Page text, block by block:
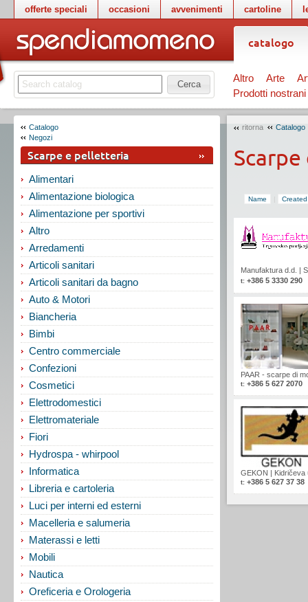
offerte speciali occasioni avvenimenti cartoline
catalogo
Cerca
Altro Arte
Prodotti nostrani
Catalogo
Negozi
Scarpe e pelletteria
Alimentari
Alimentazione biologica
Alimentazione per sportivi
Altro
Arredamenti
Articoli sanitari
Articoli sanitari da bagno
Auto & Motori
Biancheria
Bimbi
Centro commerciale
Confezioni
Cosmetici
Elettrodomestici
Elettromateriale
Fiori
Hydrospa - whirpool
Informatica
Libreria e cartoleria
Luci per interni ed esterni
Macelleria e salumeria
Materassi e letti
Mobili
Nautica
Oreficeria e Orologeria
ritorna Catalogo
Name Created
Manufaktura d.d.
t: +386 5 3330 290
PAAR - scarpe di
t: +386 5 627 2070
GEKON Kidričeva
t: +386 5 627 37 38